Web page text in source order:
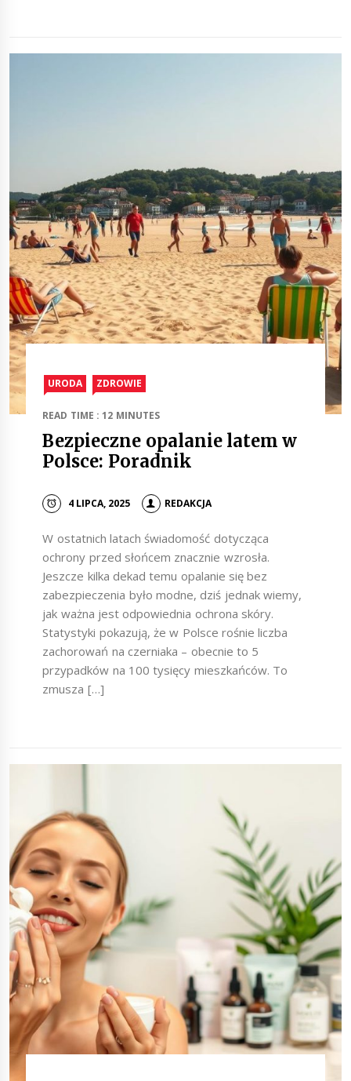
URODA ZDROWIE
READ TIME : 12 MINUTES
Bezpieczne opalanie latem w
Polsce: Poradnik
4 LIPCA, 2025 REDAKCJA
W ostatnich latach świadomość dotycząca
ochrony przed słońcem znacznie wzrosła.
Jeszcze kilka dekad temu opalanie się bez
zabezpieczenia było modne, dziś jednak wiemy,
jak ważna jest odpowiednia ochrona skóry.
Statystyki pokazują, że w Polsce rośnie liczba
zachorowań na czerniaka – obecnie to 5
przypadków na 100 tysięcy mieszkańców. To
zmusza […]